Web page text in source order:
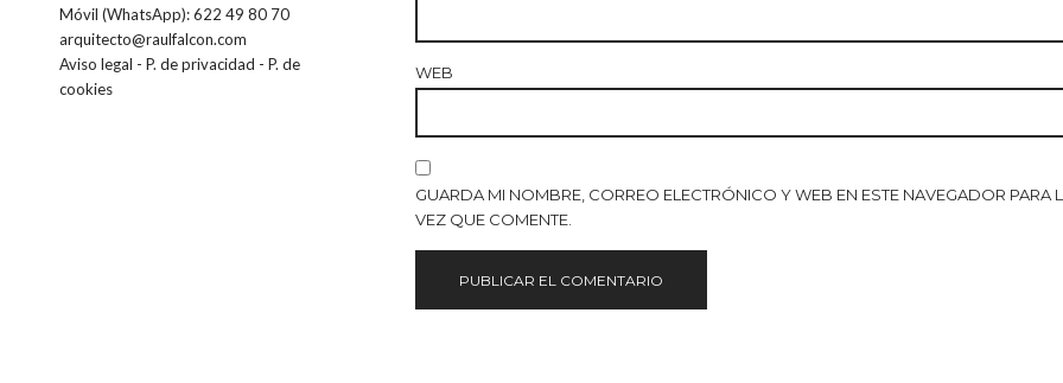
Móvil (WhatsApp): 622 49 80 70
arquitecto@raulfalcon.com
Aviso legal - P. de privacidad - P. de
cookies
WEB
GUARDA MI NOMBRE, CORREO ELECTRÓNICO Y WEB EN ESTE NAVEGADOR PARA
VEZ QUE COMENTE.